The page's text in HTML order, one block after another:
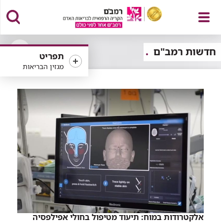
פתח
תפריט
תפריט
מגזין הבריאות
חדשות רמב"ם
של
רכיב
סינון
אלקטרודות במוח: תיעוד מטיפול בחולי אפילפסיה